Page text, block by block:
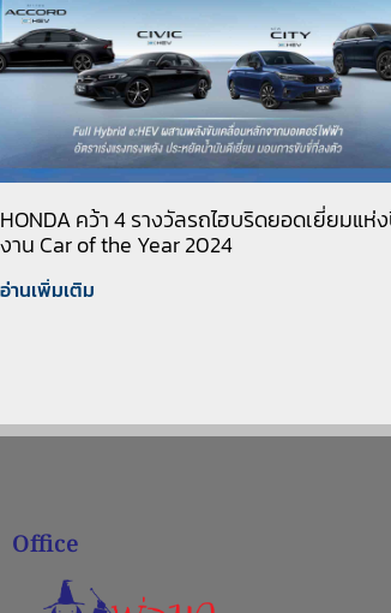
HONDA คว้า 4 รางวัลรถไฮบริดยอดเยี่ยมแห่
งาน Car of the Year 2024
อ่านเพิ่มเติม
Office